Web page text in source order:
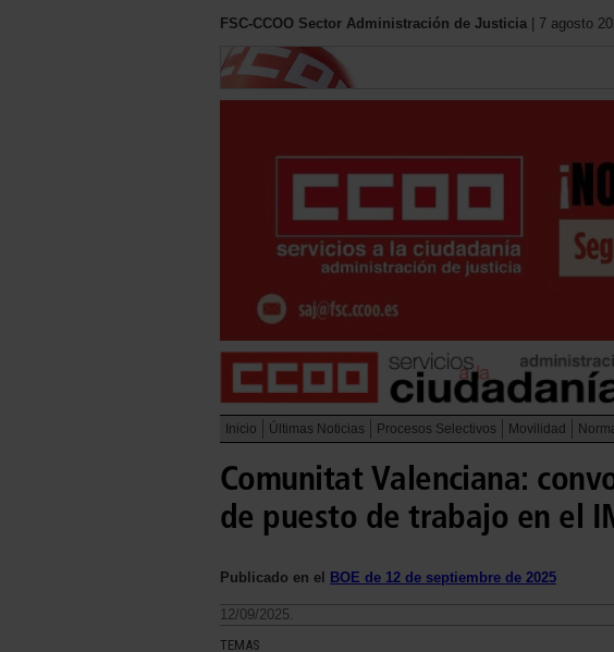
FSC-CCOO Sector Administración de Justicia | 7 agosto
Inicio Últimas Noticias Procesos Selectivos Movilidad
Comunitat Valenciana:
de puesto de trabajo en el
Publicado en el BOE de 12 de septiembre de 2025
12/09/2025.
TEMAS